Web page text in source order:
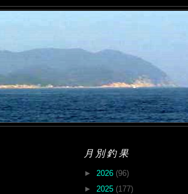
月別釣果
► 2026 (96)
► 2025 (177)